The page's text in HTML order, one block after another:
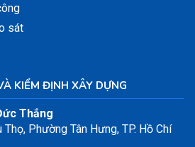
sát
KIỂM ĐỊNH XÂY DỰNG
Thắng
Phường Tân Hưng, TP. Hồ Chí